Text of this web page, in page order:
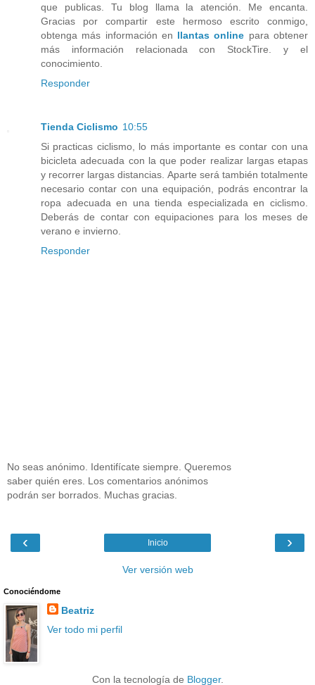
que publicas. Tu blog llama la atención. Me encanta.
Gracias por compartir este hermoso escrito conmigo,
obtenga más información en llantas online para obtener
más información relacionada con StockTire. y el
conocimiento.
Responder
Tienda Ciclismo 10:55
Si practicas ciclismo, lo más importante es contar con una
bicicleta adecuada con la que poder realizar largas etapas
y recorrer largas distancias. Aparte será también totalmente
necesario contar con una equipación, podrás encontrar la
ropa adecuada en una tienda especializada en ciclismo.
Deberás de contar con equipaciones para los meses de
verano e invierno.
Responder
No seas anónimo. Identifícate siempre. Queremos
saber quién eres. Los comentarios anónimos
podrán ser borrados. Muchas gracias.
‹ ›
Inicio
Ver versión web
Conociéndome
Beatriz
Ver todo mi perfil
Con la tecnología de Blogger.